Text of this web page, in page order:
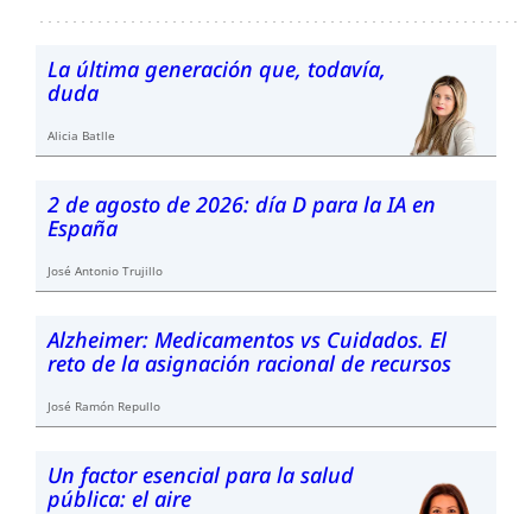
La última generación que, todavía,
duda
Alicia Batlle
2 de agosto de 2026: día D para la IA en
España
José Antonio Trujillo
Alzheimer: Medicamentos vs Cuidados. El
reto de la asignación racional de recursos
José Ramón Repullo
Un factor esencial para la salud
pública: el aire